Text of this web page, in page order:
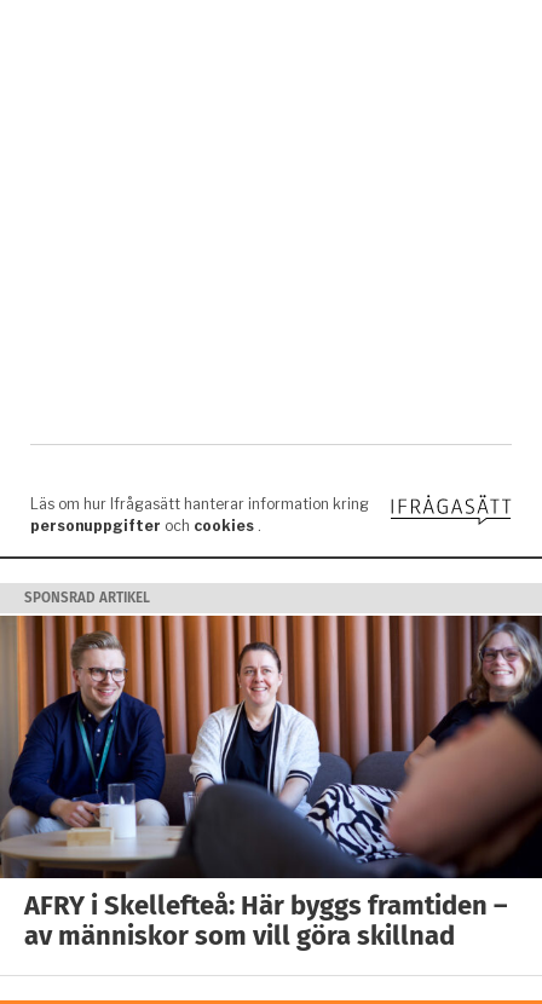
SPONSRAD ARTIKEL
AFRY i Skellefteå: Här byggs framtiden –
av människor som vill göra skillnad